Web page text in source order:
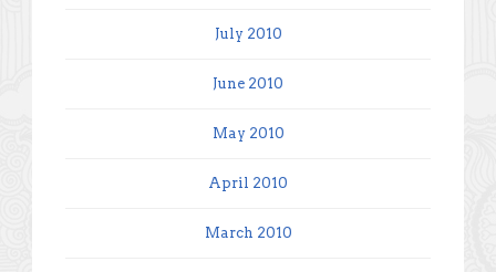
July 2010
June 2010
May 2010
April 2010
March 2010